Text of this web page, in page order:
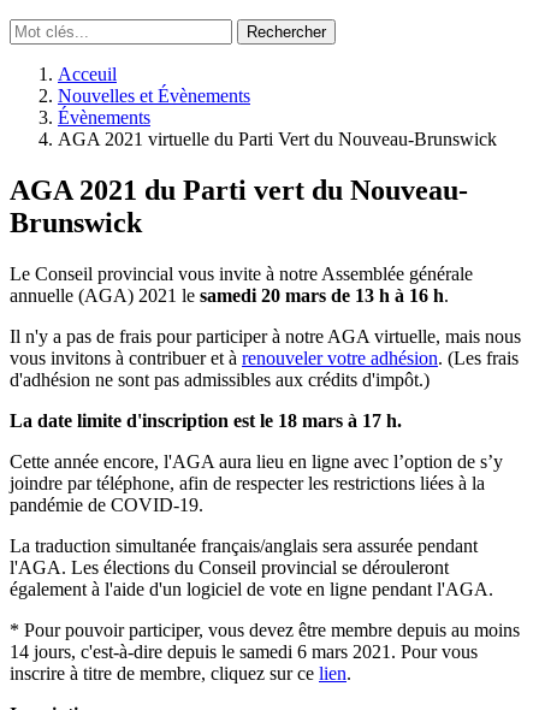
Acceuil
Nouvelles et Évènements
Évènements
AGA 2021 virtuelle du Parti Vert du Nouveau-Brunswick
AGA 2021 du Parti vert du Nouveau-
Brunswick
Le Conseil provincial vous invite à notre Assemblée générale
annuelle (AGA) 2021 le samedi 20 mars de 13 h à 16 h.
Il n'y a pas de frais pour participer à notre AGA virtuelle, mais nous
vous invitons à contribuer et à renouveler votre adhésion. (Les frais
d'adhésion ne sont pas admissibles aux crédits d'impôt.)
La date limite d'inscription est le 18 mars à 17 h.
Cette année encore, l'AGA aura lieu en ligne avec l’option de s’y
joindre par téléphone, afin de respecter les restrictions liées à la
pandémie de COVID-19.
La traduction simultanée français/anglais sera assurée pendant
l'AGA. Les élections du Conseil provincial se dérouleront
également à l'aide d'un logiciel de vote en ligne pendant l'AGA.
* Pour pouvoir participer, vous devez être membre depuis au moins
14 jours, c'est-à-dire depuis le samedi 6 mars 2021. Pour vous
inscrire à titre de membre, cliquez sur ce lien.